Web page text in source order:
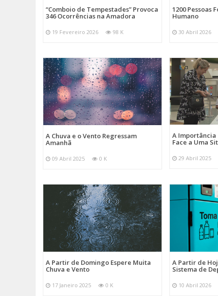
“Comboio de Tempestades” Provoca
346 Ocorrências na Amadora
19 Fevereiro 2026 98 K
1200 Pessoas
Humano
30 Abril 2026
A Chuva e o Vento Regressam
Amanhã
09 Abril 2025 0 K
A Importância
Face a Uma
29 Abril 2025
A Partir de Domingo Espere Muita
Chuva e Vento
17 Janeiro 2025 0 K
A Partir de
Sistema de
10 Abril 2026